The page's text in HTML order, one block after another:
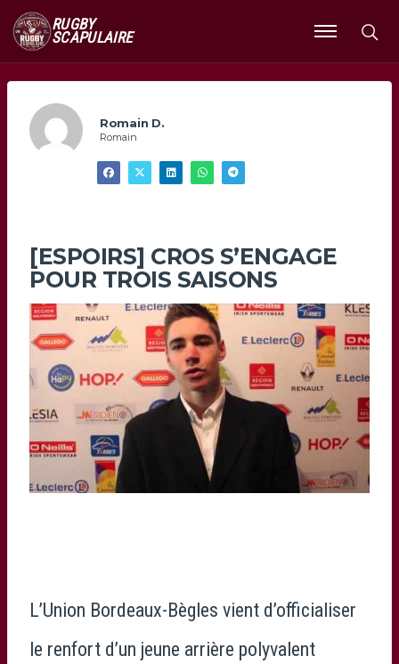
RUGBY
SCAPULAIRE
Ouvrir
le
Romain D.
Romain
[ESPOIRS] CROS S’ENGAGE
POUR TROIS SAISONS
L’Union Bordeaux-Bègles vient d’officialiser
le renfort d’un jeune arrière polyvalent